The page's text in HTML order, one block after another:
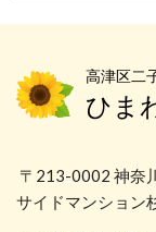
高津区二
ひま
〒213-0002 神奈
サイドマンション